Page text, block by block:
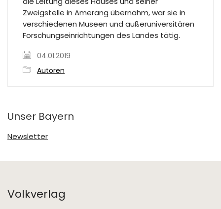
Zweigstelle in Amerang übernahm, war sie in
verschiedenen Museen und außeruniversitären
Forschungseinrichtungen des Landes tätig.
04.01.2019
Autoren
Unser Bayern
Newsletter
Volkverlag